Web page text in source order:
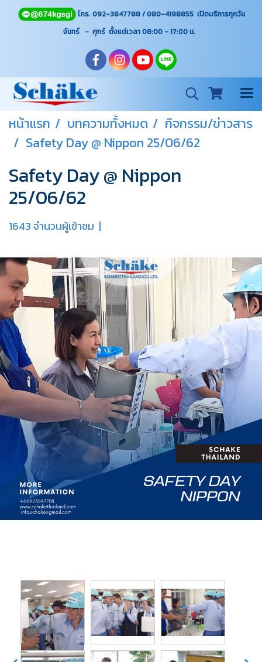
โทร. 092-3847788 / 080-4198855 เปิดบริการทุกวัน
จันทร์ - ศุกร์ ตั้งแต่เวลา 08:00 - 17:00น.
หน้าแรก บทความทั้งหมด
กิจกรรม/ข่าวสาร
Safety Day @ Nippon 25/06/62
Safety Day @ Nippon
25/06/62
1643 จำนวนผู้เข้าชม |